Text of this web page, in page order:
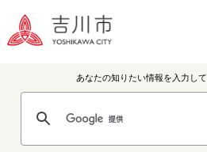
あなたの知りたい情報を入力して